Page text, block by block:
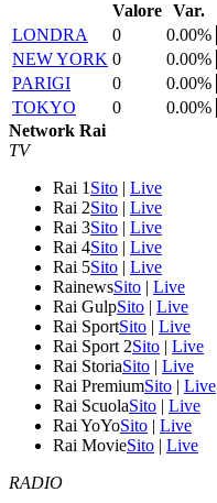
Valore Var.
LONDRA
0
0.00%
NEW YORK 0
0.00%
PARIGI
0
0.00%
TOKYO
0
0.00%
Network Rai
TV
Rai 1 Sito | Live
Rai 2Sito | Live
Rai 3Sito | Live
Rai 4Sito | Live
Rai 5Sito | Live
RainewsSito | Live
Rai GulpSito | Live
Rai SportSito | Live
Rai Sport 2Sito | Live
Rai StoriaSito | Live
Rai PremiumSito | Live
Rai ScuolaSito | Live
Rai YoYoSito | Live
Rai MovieSito | Live
RADIO